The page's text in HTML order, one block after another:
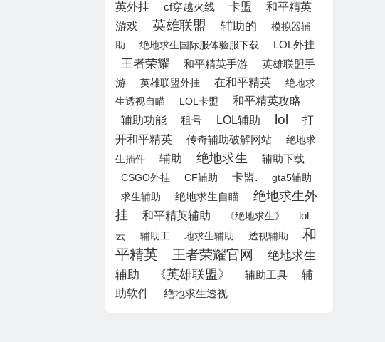
英外挂
cf穿越火线 卡盟
和平精英
游戏
英雄联盟 辅助的
模拟器辅
助
绝地求生国际服体验服下载 LOL外挂
王者荣耀 和平精英手游
英雄联盟手
游
英雄联盟外挂 在和平精英
绝地求
生透视自瞄
LOL卡盟
和平精英攻略
辅助功能
租号 LOL辅助 lol
打
开和平精英
传奇辅助破解网站
绝地求
生插件
辅助 绝地求生 辅助下载
CSGO外挂 CF辅助 卡盟.
gta5辅助
求生辅助
绝地求生自瞄
绝地求生外
挂
和平精英辅助 《绝地求生》
lol
云
辅助工 地求生辅助 透视辅助
和
平精英
王者荣耀官网
绝地求生
辅助
《英雄联盟》 辅助工具
辅
助软件
绝地求生透视